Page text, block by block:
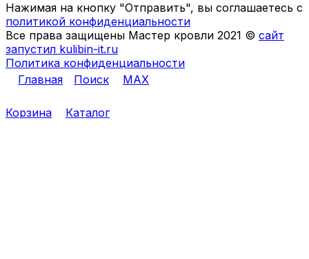
Нажимая на кнопку "Отправить", вы соглашаетесь с
политикой конфиденциальности
Все права защищены Мастер кровли 2021 © сайт
запустил kulibin-it.ru
Политика конфиденциальности
Главная
Поиск MAX
Корзина Каталог